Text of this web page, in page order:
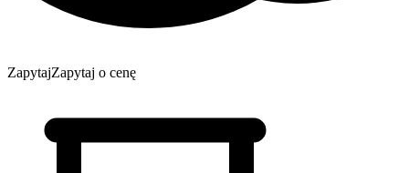
ZapytajZapytaj o cenę